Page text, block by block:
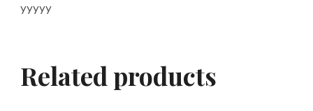
yyyyy
Related products